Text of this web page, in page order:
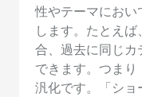
性やテーマにおい
します。たとえ
合、過去に同じカ
できます。つま
汎化です。「ショ